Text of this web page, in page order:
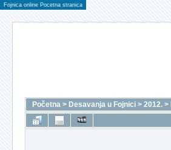
Fojnica online Pocetna stranica
Početna > Desavanja u Fojnici > 2012. >